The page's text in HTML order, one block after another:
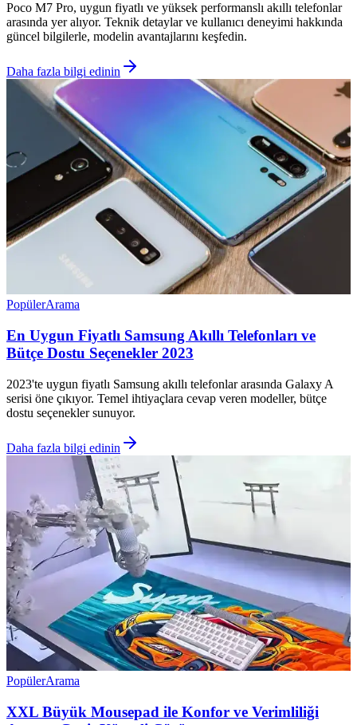
Poco M7 Pro, uygun fiyatlı ve yüksek performanslı akıllı telefonlar
arasında yer alıyor. Teknik detaylar ve kullanıcı deneyimi hakkında
güncel bilgilerle, modelin avantajlarını keşfedin.
Daha fazla bilgi edinin
PopülerArama
En Uygun Fiyatlı Samsung Akıllı Telefonları ve
Bütçe Dostu Seçenekler 2023
2023'te uygun fiyatlı Samsung akıllı telefonlar arasında Galaxy A
serisi öne çıkıyor. Temel ihtiyaçlara cevap veren modeller, bütçe
dostu seçenekler sunuyor.
Daha fazla bilgi edinin
PopülerArama
XXL Büyük Mousepad ile Konfor ve Verimliliği